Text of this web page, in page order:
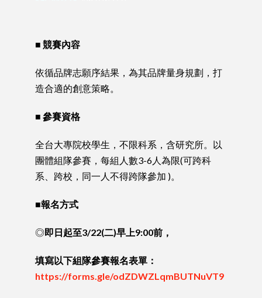
■ 競賽內容
依循品牌志願序結果，為其品牌量身規劃，打
造合適的創意策略。
■ 參賽資格
全台大專院校學生，不限科系，含研究所。以
團體組隊參賽，每組人數3-6人為限(可跨科
系、跨校，同一人不得跨隊參加 )。
■報名方式
◎即日起至3/22(二)早上9:00前，
填寫以下組隊參賽報名表單：
https://forms.gle/odZDWZLqmBUTNuVT9